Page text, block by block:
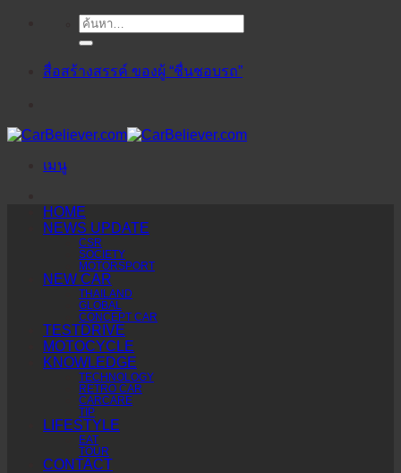
ค้นหา:
สื่อสร้างสรรค์ ของผู้ “ชื่นชอบรถ”
เมนู
HOME
NEWS UPDATE
CSR
SOCIETY
MOTORSPORT
NEW CAR
THAILAND
GLOBAL
CONCEPT CAR
TESTDRIVE
MOTOCYCLE
KNOWLEDGE
TECHNOLOGY
RETRO CAR
CARCARE
TIP
LIFESTYLE
EAT
TOUR
CONTACT